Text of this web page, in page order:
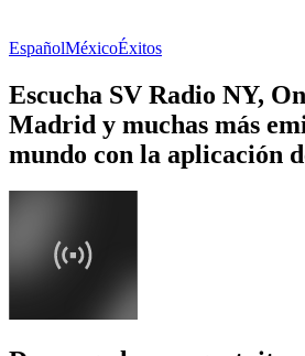
EspañolMéxicoÉxitos
Escucha SV Radio NY,
Madrid y muchas más
mundo con la aplicación